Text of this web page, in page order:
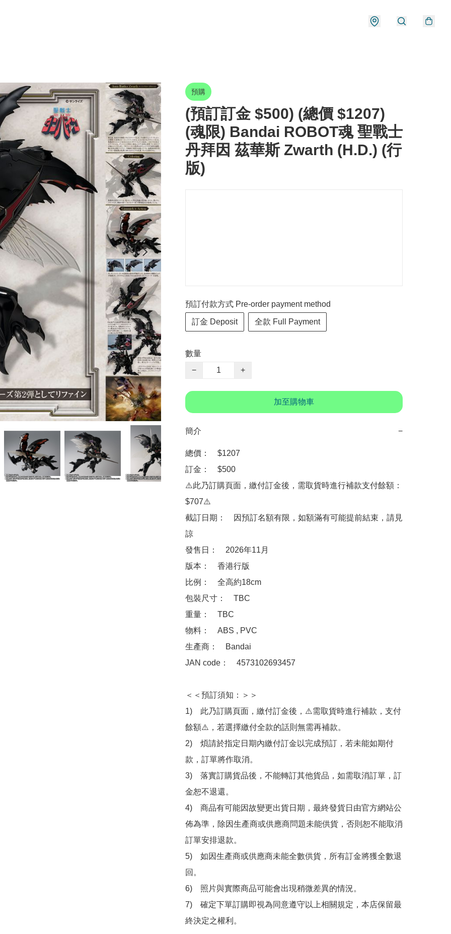
預購
(預訂訂金 $500) (總價 $1207)
(魂限) Bandai ROBOT魂 聖戰士
丹拜因 茲華斯 Zwarth (H.D.) (行
版)
預訂付款方式 Pre-order payment method
訂金 Deposit 全款 Full Payment
數量
−
+
加至購物車
簡介 −
總價：　$1207
訂金：　$500
⚠️此乃訂購頁面，繳付訂金後，需取貨時進行補款支付餘額：
$707⚠️
截訂日期：　因預訂名額有限，如額滿有可能提前結束，請見
諒
發售日：　2026年11月
版本：　香港行版
比例：　全高約18cm
包裝尺寸：　TBC
重量：　TBC
物料：　ABS , PVC
生產商：　Bandai
JAN code：　4573102693457
＜＜預訂須知：＞＞
1)　此乃訂購頁面，繳付訂金後，⚠️需取貨時進行補款，支付
餘額⚠️，若選擇繳付全款的話則無需再補款。
2)　煩請於指定日期內繳付訂金以完成預訂，若未能如期付
款，訂單將作取消。
3)　落實訂購貨品後，不能轉訂其他貨品，如需取消訂單，訂
金恕不退還。
4)　商品有可能因故變更出貨日期，最終發貨日由官方網站公
佈為準，除因生產商或供應商問題未能供貨，否則恕不能取消
訂單安排退款。
5)　如因生產商或供應商未能全數供貨，所有訂金將獲全數退
回。
6)　照片與實際商品可能會出現稍微差異的情況。
7)　確定下單訂購即視為同意遵守以上相關規定，本店保留最
終決定之權利。